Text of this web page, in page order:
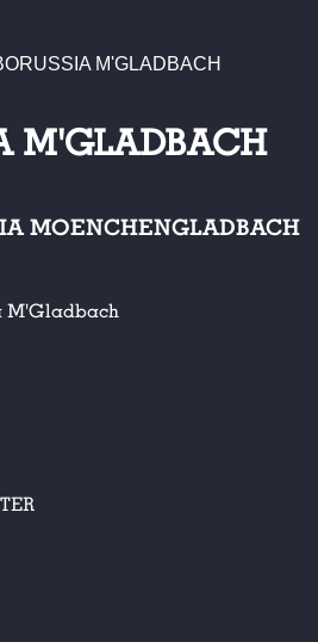
M'GLADBACH
MOENCHENGLADBACH
M'Gladbach